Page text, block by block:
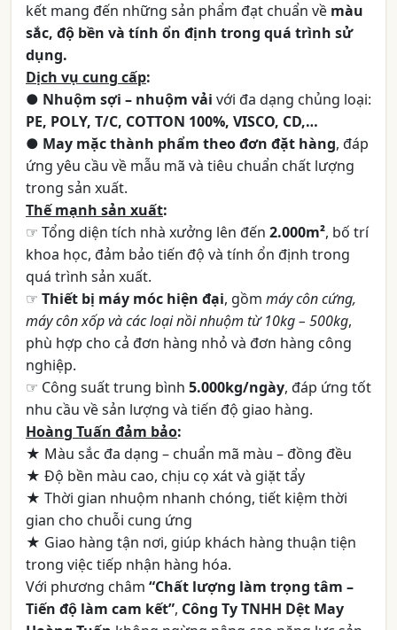
kết mang đến những sản phẩm đạt chuẩn về màu
sắc, độ bền và tính ổn định trong quá trình sử
dụng.
Dịch vụ cung cấp:
● Nhuộm sợi – nhuộm vải với đa dạng chủng loại:
PE, POLY, T/C, COTTON 100%, VISCO, CD,…
● May mặc thành phẩm theo đơn đặt hàng, đáp
ứng yêu cầu về mẫu mã và tiêu chuẩn chất lượng
trong sản xuất.
Thế mạnh sản xuất:
☞ Tổng diện tích nhà xưởng lên đến 2.000m², bố trí
khoa học, đảm bảo tiến độ và tính ổn định trong
quá trình sản xuất.
☞ Thiết bị máy móc hiện đại, gồm máy côn cứng,
máy côn xốp và các loại nồi nhuộm từ 10kg – 500kg,
phù hợp cho cả đơn hàng nhỏ và đơn hàng công
nghiệp.
☞ Công suất trung bình 5.000kg/ngày, đáp ứng tốt
nhu cầu về sản lượng và tiến độ giao hàng.
Hoàng Tuấn đảm bảo:
★ Màu sắc đa dạng – chuẩn mã màu – đồng đều
★ Độ bền màu cao, chịu cọ xát và giặt tẩy
★ Thời gian nhuộm nhanh chóng, tiết kiệm thời
gian cho chuỗi cung ứng
★ Giao hàng tận nơi, giúp khách hàng thuận tiện
trong việc tiếp nhận hàng hóa.
Với phương châm “Chất lượng làm trọng tâm –
Tiến độ làm cam kết”, Công Ty TNHH Dệt May